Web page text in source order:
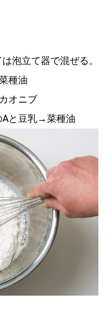
泡立て器で混ぜる。
種油
オニブ
と豆乳→菜種油